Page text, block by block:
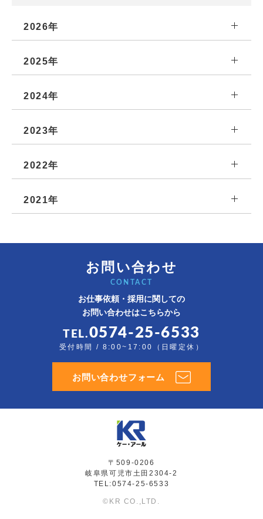
2026年
2025年
2024年
2023年
2022年
2021年
お問い合わせ
CONTACT
お仕事依頼・採用に関しての
お問い合わせはこちらから
TEL.0574-25-6533
受付時間 / 8:00~17:00（日曜定休）
お問い合わせフォーム
〒509-0206
岐阜県可児市土田2304-2
TEL:0574-25-6533
©KR CO.,LTD.